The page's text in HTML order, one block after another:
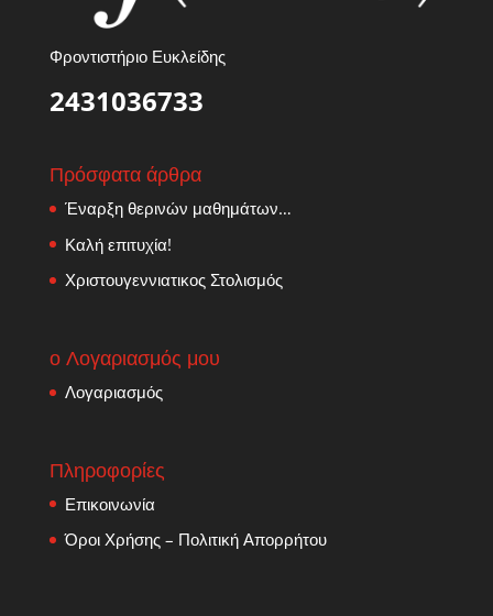
Φροντιστήριο Ευκλείδης
2431036733
Πρόσφατα άρθρα
Έναρξη θερινών μαθημάτων…
Καλή επιτυχία!
Χριστουγεννιατικος Στολισμός
ο Λογαριασμός μου
Λογαριασμός
Πληροφορίες
Επικοινωνία
Όροι Χρήσης – Πολιτική Απορρήτου